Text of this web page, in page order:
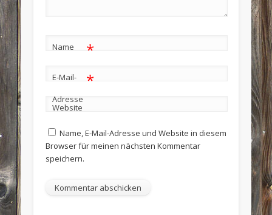
Name *
E-Mail-
Adresse
*
Website
Name, E-Mail-Adresse und Website in diesem
Browser für meinen nächsten Kommentar
speichern.